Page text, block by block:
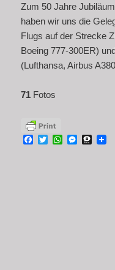
Zum 50 Jahre
haben wir uns die
Flugs auf der Strecke
Boeing 777-300ER)
(Lufthansa, Airbus
71 Fotos
Facebook
TwitterWhatsApp